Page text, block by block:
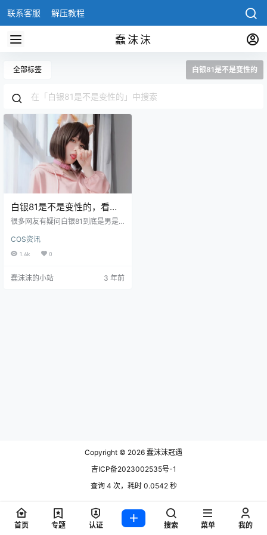
联系客服 解压教程
蠢沫沫
全部标签 白银81是不是变性的
白银81是不是变性的，看过
这些图片就懂了
很多网友有疑问白银81到底是男是
到这个问题有点懵，我在想这么好
看的小姐姐，为什么有人误会这么
微博上有号，也在推特上有号，很
COS资讯
1.6k 0
蠢沫沫的小站 3 年前
Copyright © 2026 蠢沫沫冠遇
吉ICP备2023002535号-1
查询 4 次，耗时 0.0542 秒
首页 专题 认证 搜索 菜单 我的